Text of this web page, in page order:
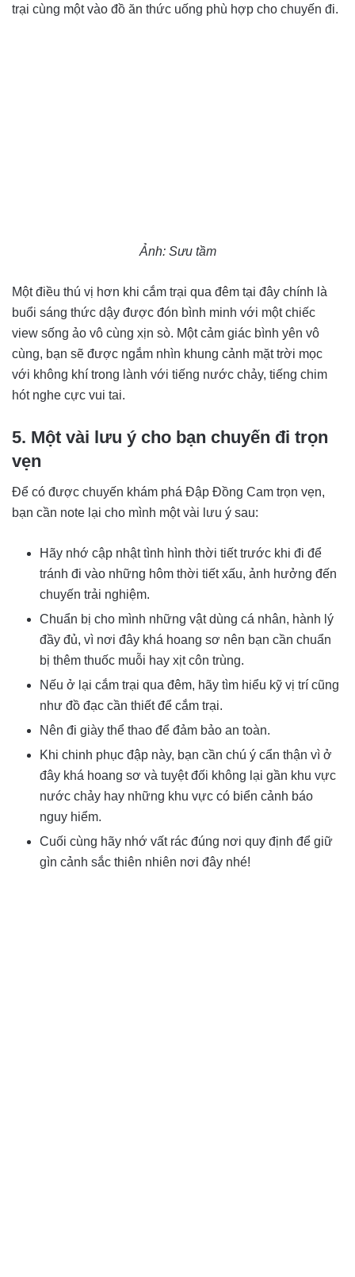
trại cùng một vào đồ ăn thức uống phù hợp cho chuyến đi.
Ảnh: Sưu tầm
Một điều thú vị hơn khi cắm trại qua đêm tại đây chính là
buổi sáng thức dậy được đón bình minh với một chiếc
view sống ảo vô cùng xịn sò. Một cảm giác bình yên vô
cùng, bạn sẽ được ngắm nhìn khung cảnh mặt trời mọc
với không khí trong lành với tiếng nước chảy, tiếng chim
hót nghe cực vui tai.
5. Một vài lưu ý cho bạn chuyến đi trọn
vẹn
Để có được chuyến khám phá Đập Đồng Cam trọn vẹn,
bạn cần note lại cho mình một vài lưu ý sau:
Hãy nhớ cập nhật tình hình thời tiết trước khi đi để
tránh đi vào những hôm thời tiết xấu, ảnh hưởng đến
chuyến trải nghiệm.
Chuẩn bị cho mình những vật dùng cá nhân, hành lý
đầy đủ, vì nơi đây khá hoang sơ nên bạn cần chuẩn
bị thêm thuốc muỗi hay xịt côn trùng.
Nếu ở lại cắm trại qua đêm, hãy tìm hiểu kỹ vị trí cũng
như đồ đạc cần thiết để cắm trại.
Nên đi giày thể thao để đảm bảo an toàn.
Khi chinh phục đập này, bạn cần chú ý cẩn thận vì ở
đây khá hoang sơ và tuyệt đối không lại gần khu vực
nước chảy hay những khu vực có biển cảnh báo
nguy hiểm.
Cuối cùng hãy nhớ vất rác đúng nơi quy định để giữ
gìn cảnh sắc thiên nhiên nơi đây nhé!